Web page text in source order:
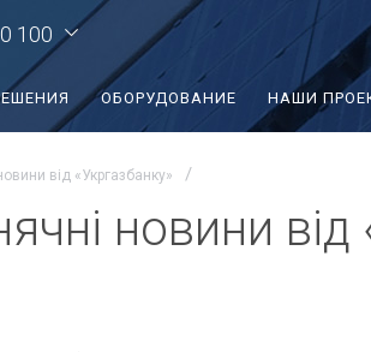
100
ОБОРУДОВАНИЕ НАШИ
від «Укргазбанку»
новини від